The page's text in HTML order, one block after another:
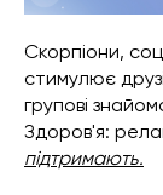
Скорпіони,
стимулює
групові
Здоров'я:
підтримають.